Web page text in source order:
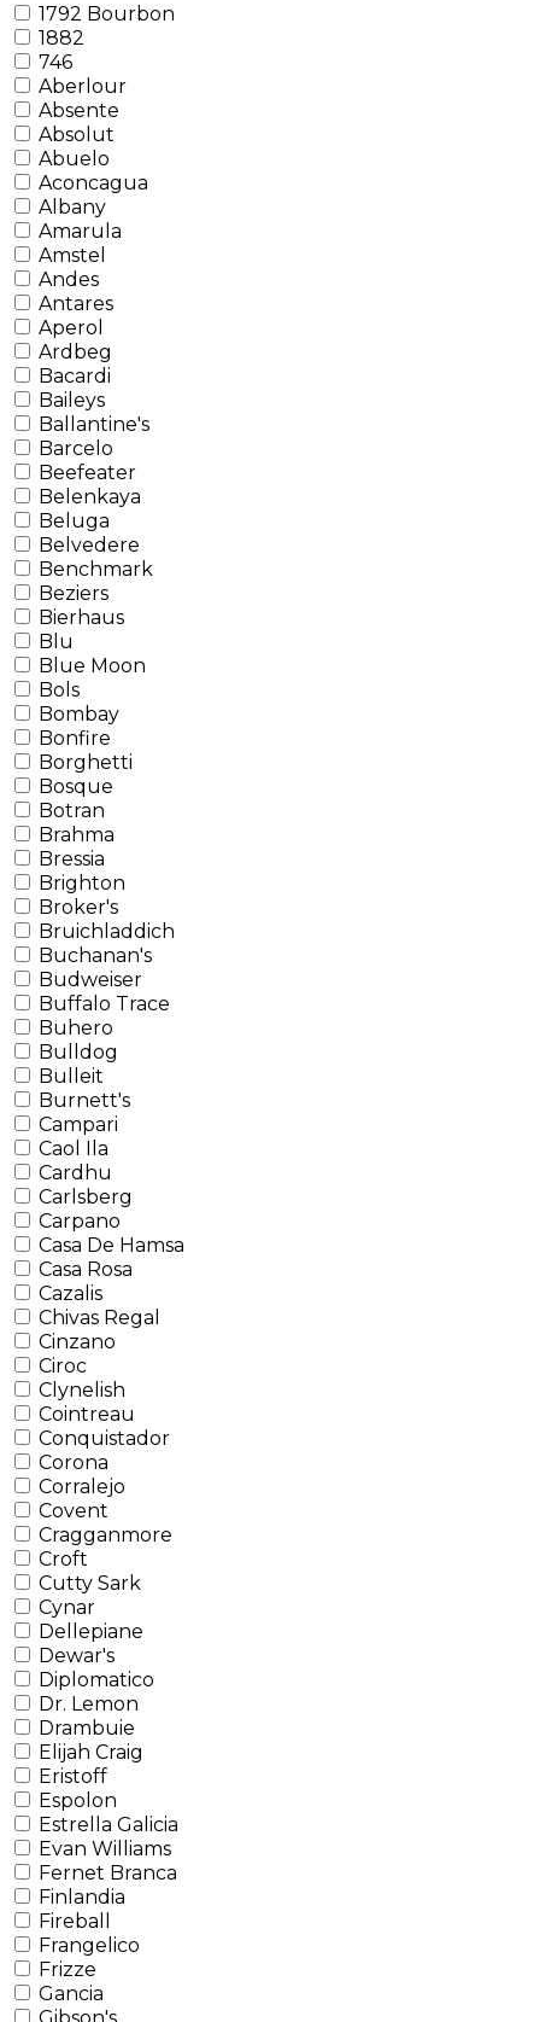
1792 Bourbon
1882
746
Aberlour
Absente
Absolut
Abuelo
Aconcagua
Albany
Amarula
Amstel
Andes
Antares
Aperol
Ardbeg
Bacardi
Baileys
Ballantine's
Barcelo
Beefeater
Belenkaya
Beluga
Belvedere
Benchmark
Beziers
Bierhaus
Blu
Blue Moon
Bols
Bombay
Bonfire
Borghetti
Bosque
Botran
Brahma
Bressia
Brighton
Broker's
Bruichladdich
Buchanan's
Budweiser
Buffalo Trace
Buhero
Bulldog
Bulleit
Burnett's
Campari
Caol Ila
Cardhu
Carlsberg
Carpano
Casa De Hamsa
Casa Rosa
Cazalis
Chivas Regal
Cinzano
Ciroc
Clynelish
Cointreau
Conquistador
Corona
Corralejo
Covent
Cragganmore
Croft
Cutty Sark
Cynar
Dellepiane
Dewar's
Diplomatico
Dr. Lemon
Drambuie
Elijah Craig
Eristoff
Espolon
Estrella Galicia
Evan Williams
Fernet Branca
Finlandia
Fireball
Frangelico
Frizze
Gancia
Gibson's